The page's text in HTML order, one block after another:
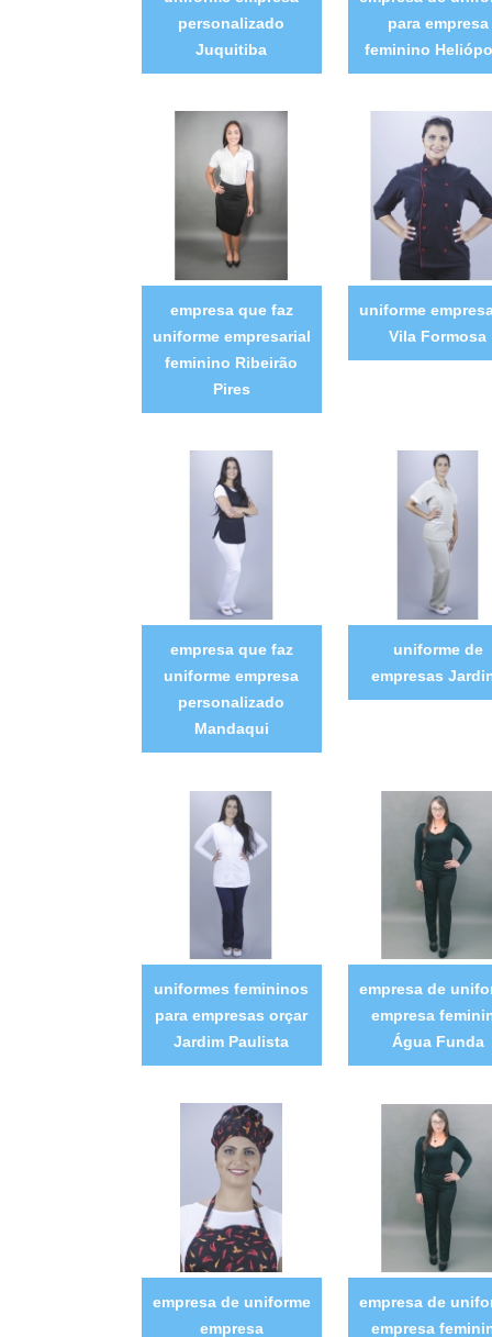
personalizado
Juquitiba
para empresa
feminino
empresa que faz
uniforme empresarial
feminino Ribeirão
Pires
uniforme
Vila Formosa
empresa que faz
uniforme empresa
personalizado
Mandaqui
uniforme de
empresas
uniformes femininos
para empresas orçar
Jardim Paulista
empresa de
empresa
Água Funda
empresa de uniforme
empresa
empresa de
empresa